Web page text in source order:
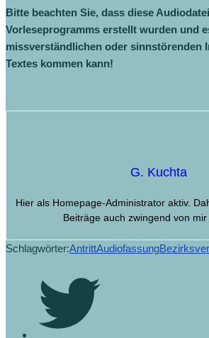
Bitte beachten Sie, dass diese
Vorleseprogramms erstellt wurden und
missverständlichen oder sinnstörenden
Textes kommen kann!
G. Kuchta
Hier als Homepage-Administrator aktiv.
Beiträge auch zwingend von mir
Schlagwörter:AntrittAudiofassung